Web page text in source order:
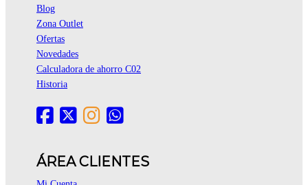
Blog
Zona Outlet
Ofertas
Novedades
Calculadora de ahorro C02
Historia
ÁREA CLIENTES